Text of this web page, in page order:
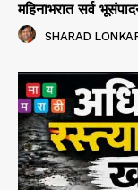
महिनाभरात सर्व
SHARAD